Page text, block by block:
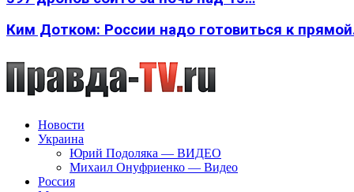
Ким Дотком: России надо готовиться к
Новости
Украина
Юрий Подоляка — ВИДЕО
Михаил Онуфриенко — Видео
Россия